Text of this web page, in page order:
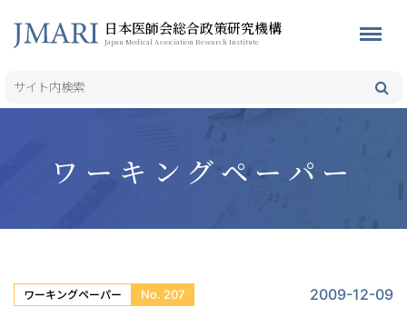
日本医師会総合政策研究機構
Japan Medical Association Research Institute
ワーキングペーパー
ワーキングペーパー No. 207 2009-12-09